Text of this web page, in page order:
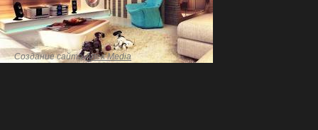
Создание сайтаArtex Media